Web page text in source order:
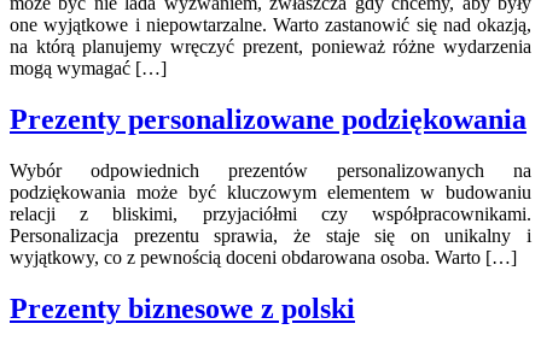
one wyjątkowe i niepowtarzalne. Warto zastanowić się nad okazją,
na którą planujemy wręczyć prezent, ponieważ różne wydarzenia
mogą wymagać […]
Prezenty personalizowane podziękowania
Wybór odpowiednich prezentów personalizowanych na
podziękowania może być kluczowym elementem w budowaniu
relacji z bliskimi, przyjaciółmi czy współpracownikami.
Personalizacja prezentu sprawia, że staje się on unikalny i
wyjątkowy, co z pewnością doceni obdarowana osoba. Warto […]
Prezenty biznesowe z polski